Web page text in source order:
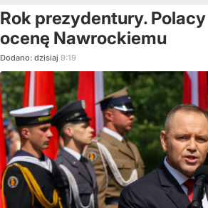
Rok prezydentury.
ocenę Nawrockiemu
Dodano: dzisiaj 9:19